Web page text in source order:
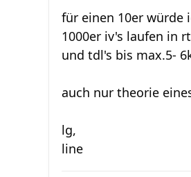
für einen 10er würde
1000er iv's laufen in
und tdl's bis max.5-
auch nur theorie
lg,
line